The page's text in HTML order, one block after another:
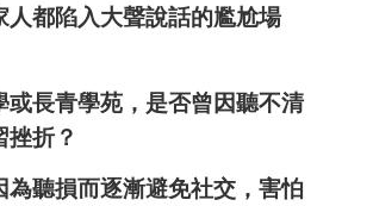
人都陷入大聲說話的尷尬場
或長青學苑，是否曾因聽不清
折？
為聽損而逐漸避免社交，害怕